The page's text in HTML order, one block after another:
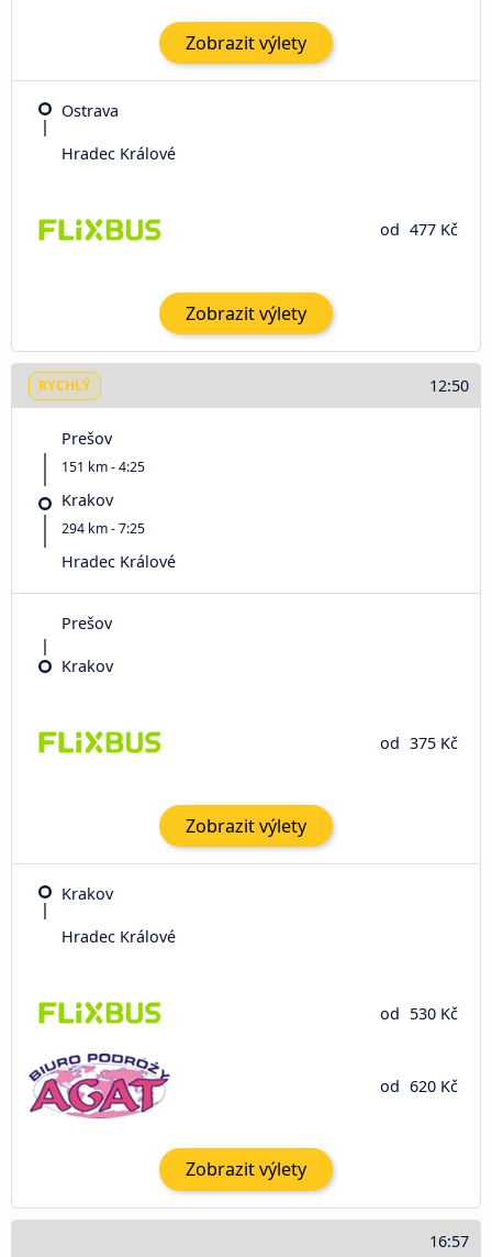
Zobrazit výlety
Ostrava
Hradec Králové
od 477 Kč
Zobrazit výlety
RYCHLÝ 12:50
Prešov
151 km - 4:25
Krakov
294 km - 7:25
Hradec Králové
Prešov
Krakov
od 375 Kč
Zobrazit výlety
Krakov
Hradec Králové
od 530 Kč
od 620 Kč
Zobrazit výlety
16:57